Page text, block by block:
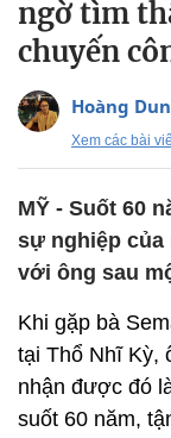
ngờ tìm
chuyến
Hoàng
Xem các bài
MỸ - Suốt 60
sự nghiệp của
với ông sau
Khi gặp bà
tại Thổ Nhĩ Kỳ,
nhận được đó
suốt 60 năm,